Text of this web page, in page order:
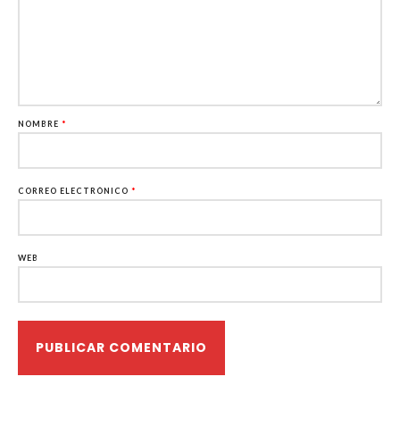
NOMBRE *
CORREO ELECTRÓNICO *
WEB